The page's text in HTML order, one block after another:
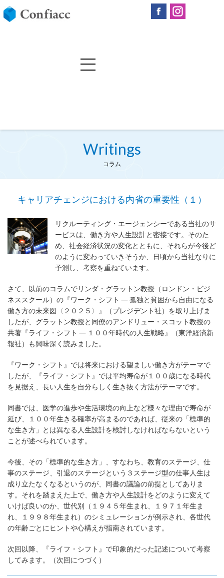
Writings
コラム
キャリアチェンジにおける内省の重要性（１）
リクルーティング・エージェンシーである当社のサ
ービスは、働き方や人生設計と密接です。そのた
め、社会経済状況の変化とともに、それらが今後ど
のように変わっていきそうか、日頃から当社なりに
予測し、考察を重ねています。
さて、以前のコラムでリンダ・グラットン教授（ロンドン・ビジ
ネススクール）の『ワーク・シフト ― 孤独と貧困から自由になる
働き方の未来図〈２０２５〉』（プレジデント社）を取り上げま
したが、グラットン教授と同僚のアンドリュー・スコット教授の
共著『ライフ・シフト ― １００年時代の人生戦略』（東洋経済新
報社）も興味深く読みました。
『ワーク・シフト』では将来における望ましい働き方がテーマで
したが、『ライフ・シフト』では平均寿命が１００歳になる時代
を見据え、長い人生を自分らしく生き抜く方法がテーマです。
同書では、医学の進歩や生活環境の向上など様々な理由で寿命が
延び、１００年生きる確率が高まるのであれば、従来の「標準的
な生き方」とは異なる人生設計を検討しなければならないという
ことが述べられています。
今後、その「標準的な生き方」、すなわち、教育のステージ、仕
事のステージ、引退のステージという３ステージ型の仕事人生は
成り立たなくなるというのが、同書の議論の前提としてありま
す。それを踏まえた上で、働き方や人生設計をどのように変えて
いけば良いのか、世代別（１９４５年生まれ、１９７１年生ま
れ、１９９８年生まれ）のシミュレーションが例示され、各世代
の年齢ごとにヒントや心構えが指南されています。
次回以降、『ライフ・シフト』で印象的だった記述について考察
してみます。（次回につづく）